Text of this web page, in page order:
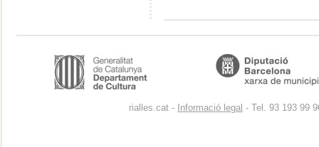
rialles.cat - Informació legal - Tel. 93 193 99